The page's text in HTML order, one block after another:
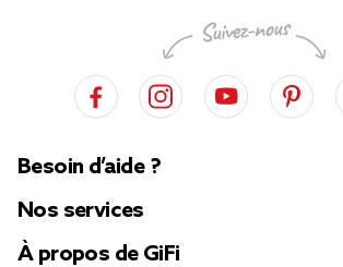
Besoin d’aide ?
Nos services
À propos de GiFi